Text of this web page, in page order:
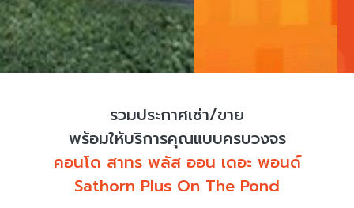
รวมประกาศเช่า/ขาย
พร้อมให้บริการคุณแบบครบวงจร
คอนโด สาทร พลัส ออน เดอะ พอนด์
Sathorn Plus On The Pond